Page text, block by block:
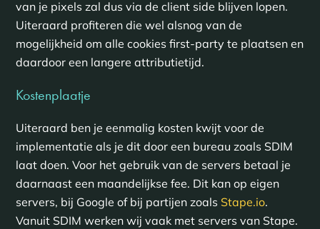
van je pixels zal dus via de client side blijven lopen.
Uiteraard profiteren die wel alsnog van de
mogelijkheid om alle cookies first-party te plaatsen en
daardoor een langere attributietijd.
Kostenplaatje
Uiteraard ben je eenmalig kosten kwijt voor de
implementatie als je dit door een bureau zoals SDIM
laat doen. Voor het gebruik van de servers betaal je
daarnaast een maandelijkse fee. Dit kan op eigen
servers, bij Google of bij partijen zoals Stape.io.
Vanuit SDIM werken wij vaak met servers van Stape.